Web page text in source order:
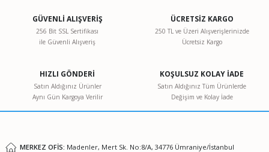
Görüş ve önerileriniz için teşekkür ederiz.
Ürün resmi kalitesiz, bozuk veya görüntülenemiyor.
Ürün bilgilerinde hatalar bulunuyor.
Ürün fiyatı diğer sitelerden daha pahalı.
GÜVENLİ ALIŞVERİŞ
256 Bit SSL Sertifikası
ile Güvenli Alışveriş
ÜCRETSİZ KARGO
250 TL ve Üzeri Alışverişlerinizde
Ücretsiz Kargo
HIZLI GÖNDERİ
Satın Aldığınız Ürünler
Aynı Gün Kargoya Verilir
KOŞULSUZ KOLAY İADE
Satın Aldığınız Tüm Ürünlerde
Değişim ve Kolay İade
MERKEZ OFİS: Madenler, Mert Sk. No:8/A, 34776 Ümraniye/İstanbul